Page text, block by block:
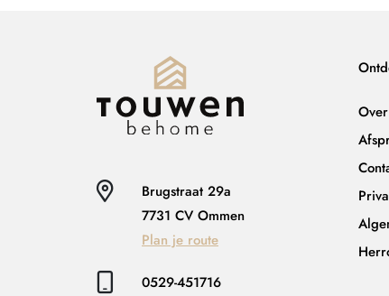
Brugstraat 29a
7731 CV Ommen
Plan je route
0529-451716